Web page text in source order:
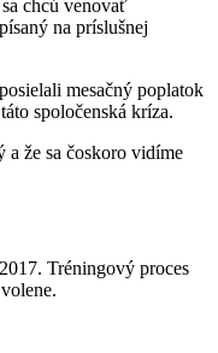
chcú venovať
na príslušnej
mesačný poplatok
spoločenská kríza.
a že sa čoskoro vidíme
Tréningový proces